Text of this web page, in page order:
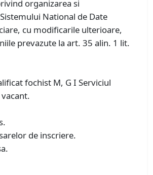
organizarea si
National de Date
cu modificarile ulterioare,
prevazute la art. 35 alin. 1 lit.
fochist M, G I Serviciul
vacant.
de inscriere.